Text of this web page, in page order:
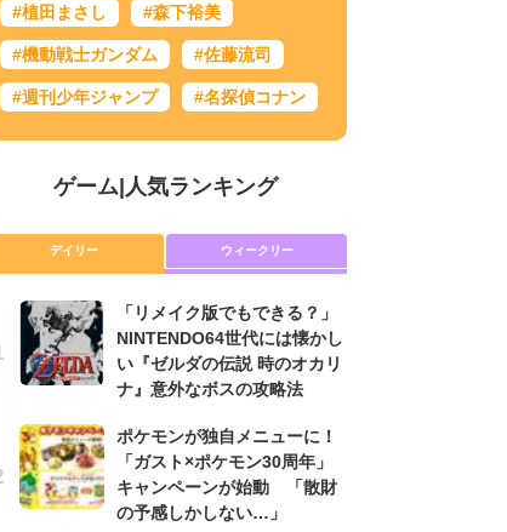
#植田まさし #森下裕美
#機動戦士ガンダム #佐藤流司
#週刊少年ジャンプ #名探偵コナン
ゲーム| 人気ランキング
デイリー ウィークリー
「リメイク版でもできる？」
NINTENDO64世代には懐かし
い『ゼルダの伝説 時のオカリ
ナ』意外なボスの攻略法
ポケモンが独自メニューに！
「ガスト×ポケモン30周年」
キャンペーンが始動 「散財
の予感しかしない…」